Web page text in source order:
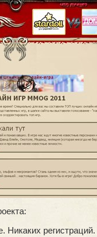
Никаких регистраций.